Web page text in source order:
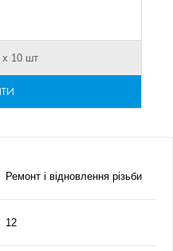
х 10 шт
Ремонт і відновлення різьби
12